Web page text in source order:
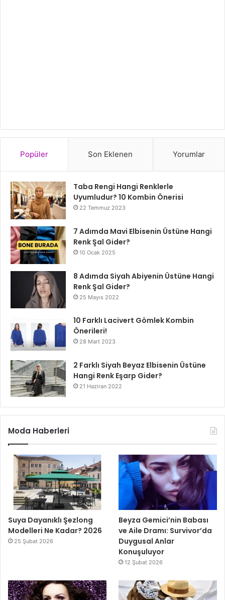
Popüler Son Eklenen Yorumlar
Taba Rengi Hangi Renklerle
Uyumludur? 10 Kombin Önerisi
22 Temmuz 2023
7 Adımda Mavi Elbisenin Üstüne Hangi
Renk Şal Gider?
10 Ocak 2025
8 Adımda Siyah Abiyenin Üstüne Hangi
Renk Şal Gider?
25 Mayıs 2022
10 Farklı Lacivert Gömlek Kombin
Önerileri!
28 Mart 2023
2 Farklı Siyah Beyaz Elbisenin Üstüne
Hangi Renk Eşarp Gider?
21 Haziran 2022
Moda Haberleri
Suya Dayanıklı Şezlong
Modelleri Ne Kadar? 2026
25 Şubat 2026
Beyza Gemici’nin Babası
ve Aile Dramı: Survivor’da
Duygusal Anlar
Konuşuluyor
12 Şubat 2026